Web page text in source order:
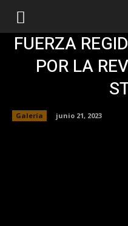
FUERZA
POR LA
Galería junio 21, 2023